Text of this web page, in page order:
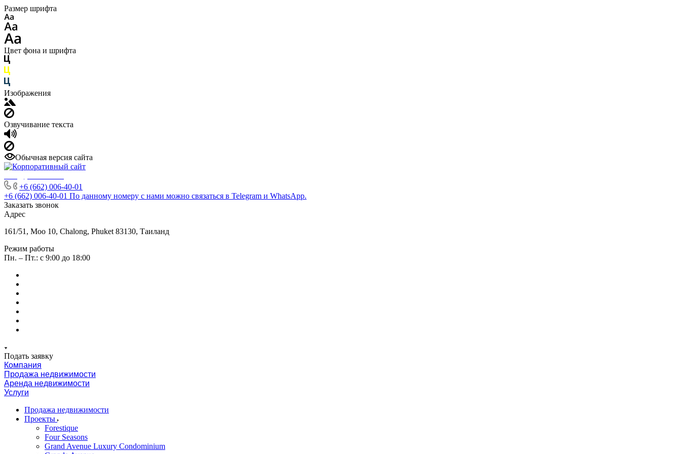
Размер шрифта
Цвет фона и шрифта
Изображения
Озвучивание текста
Обычная версия сайта
+6 (662) 006-40-01
+6 (662) 006-40-01 По данному номеру с нами можно связаться в Telegram и WhatsApp.
Заказать звонок
Адрес
161/51, Moo 10, Chalong, Phuket 83130, Таиланд
Режим работы
Пн. – Пт.: с 9:00 до 18:00
Подать заявку
Компания
Продажа недвижимости
Аренда недвижимости
Услуги
Продажа недвижимости
Проекты
Forestique
Four Seasons
Grand Avenue Luxury Condominium